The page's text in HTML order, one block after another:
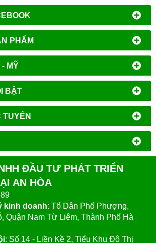
PHẨM
- MỸ
BẬT
TUYẾN
ĐẦU TƯ PHÁT TRIỂN
AN HÒA
kinh doanh: Tổ Dân Phố Phượng,
Quận Nam Từ Liêm, Thành Phố Hà
: Số 14 - Liền Kề 2, Tiểu Khu Đô Thị